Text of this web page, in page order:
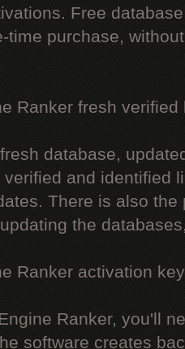
Free
time purchase,
Ranker fresh verified
database,
and identified
There is also
the
Ranker activation key
Ranker, you'll
software creates